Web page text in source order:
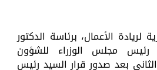
لريادة الأعمال، برئاسة الدكتور
مجلس الوزراء للشؤون
الثاني بعد صدور قرار السيد رئيس